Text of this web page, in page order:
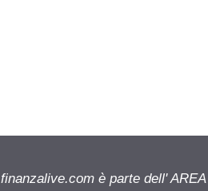
finanzalive.com è parte dell'